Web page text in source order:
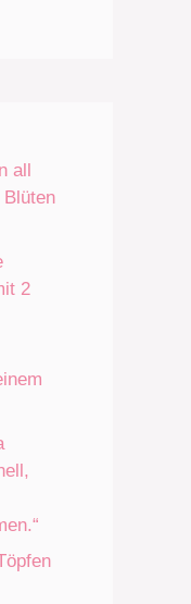
all
2